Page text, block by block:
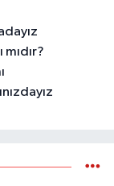
mıdır?